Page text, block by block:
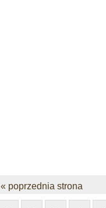
« poprzednia strona